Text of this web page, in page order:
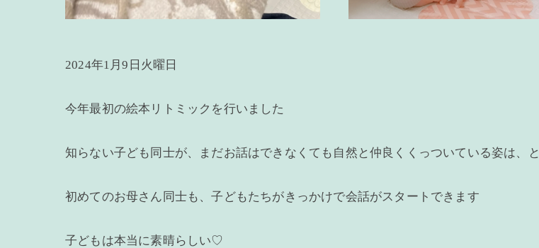
2024年1月9日火曜日
今年最初の絵本リトミックを行いました
知らない子ども同士が、まだお話はできなくても自然と仲良くくっついている姿は、
初めてのお母さん同士も、子どもたちがきっかけで会話がスタートできます
子どもは本当に素晴らしい♡